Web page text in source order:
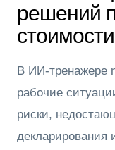
решений
стоимости
В ИИ-тренажере
рабочие
риски,
декларирования